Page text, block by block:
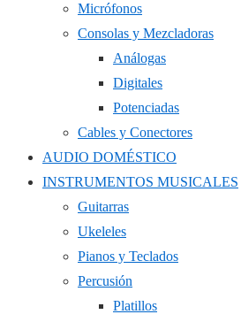
Micrófonos
Consolas y Mezcladoras
Análogas
Digitales
Potenciadas
Cables y Conectores
AUDIO DOMÉSTICO
INSTRUMENTOS MUSICALES
Guitarras
Ukeleles
Pianos y Teclados
Percusión
Platillos